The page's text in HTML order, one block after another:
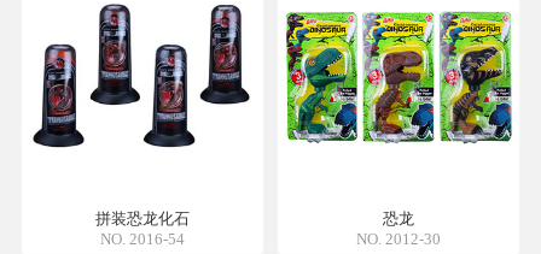
拼装恐龙化石
NO. 2016-54
恐龙
NO. 2012-30